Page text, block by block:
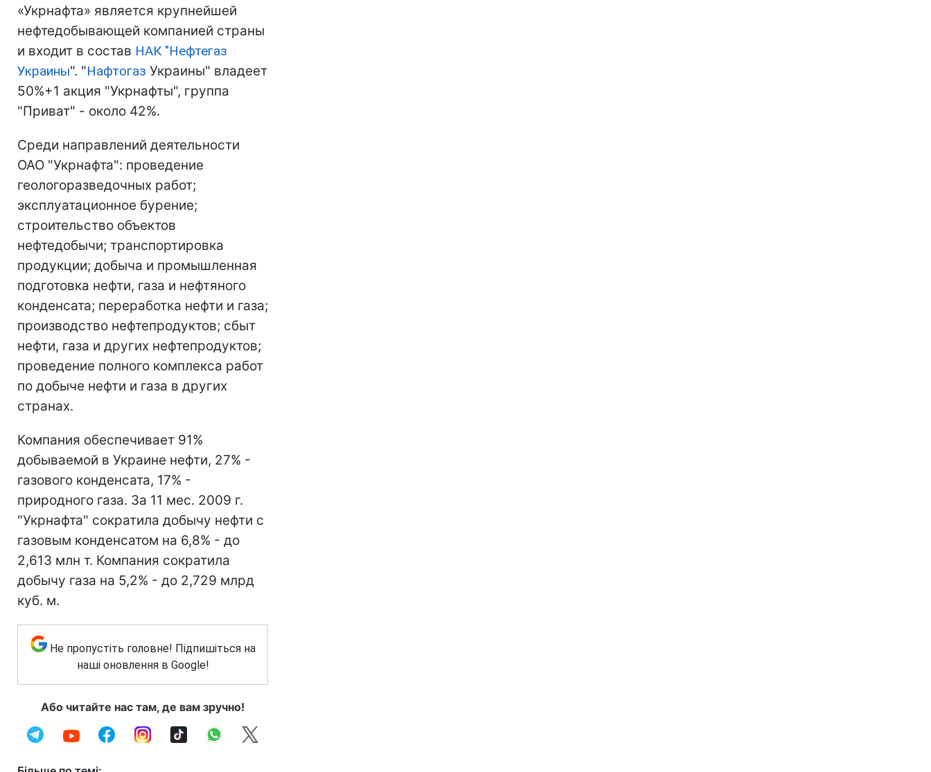
«Укрнафта» является крупнейшей
нефтедобывающей компанией страны
и входит в состав НАК "Нефтегаз
Украины". "Нафтогаз Украины" владеет
50%+1 акция "Укрнафты", группа
"Приват" - около 42%.
Среди направлений деятельности
ОАО "Укрнафта": проведение
геологоразведочных работ;
эксплуатационное бурение;
строительство объектов
нефтедобычи; транспортировка
продукции; добыча и промышленная
подготовка нефти, газа и нефтяного
конденсата; переработка нефти и газа;
производство нефтепродуктов; сбыт
нефти, газа и других нефтепродуктов;
проведение полного комплекса работ
по добыче нефти и газа в других
странах.
Компания обеспечивает 91%
добываемой в Украине нефти, 27% -
газового конденсата, 17% -
природного газа. За 11 мес. 2009 г.
"Укрнафта" сократила добычу нефти с
газовым конденсатом на 6,8% - до
2,613 млн т. Компания сократила
добычу газа на 5,2% - до 2,729 млрд
куб. м.
Не пропустіть головне! Підпишіться на
наші оновлення в Google!
Або читайте нас там, де вам зручно!